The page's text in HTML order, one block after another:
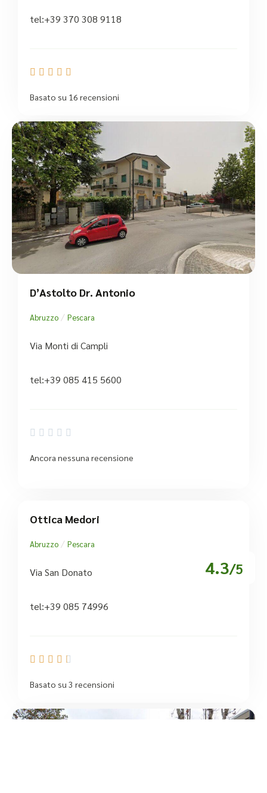
tel:+39 370 308 9118
    
Basato su 16 recensioni
D’Astolto Dr. Antonio
Abruzzo / Pescara
Via Monti di Campli
tel:+39 085 415 5600
    
Ancora nessuna recensione
4.3/5
Ottica Medori
Abruzzo / Pescara
Via San Donato
tel:+39 085 74996
    
Basato su 3 recensioni